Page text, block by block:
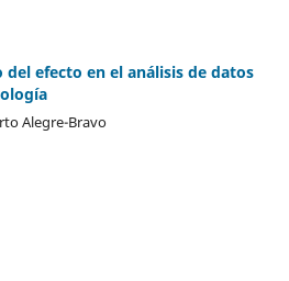
efecto en el análisis de datos
Alegre-Bravo